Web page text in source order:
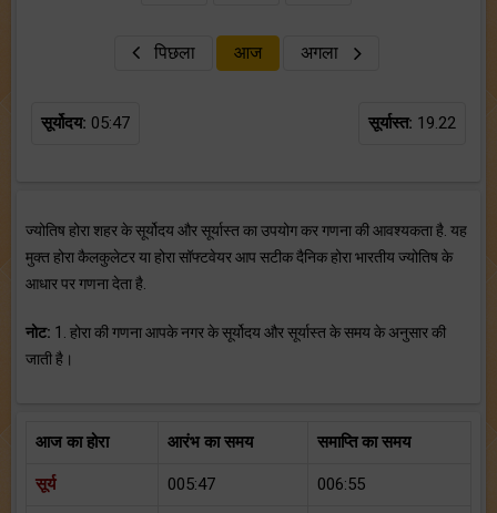
पिछला आज अगला
सूर्योदय: 05:47 सूर्यास्त: 19.22
ज्योतिष होरा शहर के सूर्योदय और सूर्यास्त का उपयोग कर गणना की आवश्यकता है. यह
मुक्त होरा कैलकुलेटर या होरा सॉफ्टवेयर आप सटीक दैनिक होरा भारतीय ज्योतिष के
आधार पर गणना देता है.
नोट: 1. होरा की गणना आपके नगर के सूर्योदय और सूर्यास्त के समय के अनुसार की
जाती है।
आज का होरा आरंभ का समय समाप्ति का समय
सूर्य 005:47 006:55